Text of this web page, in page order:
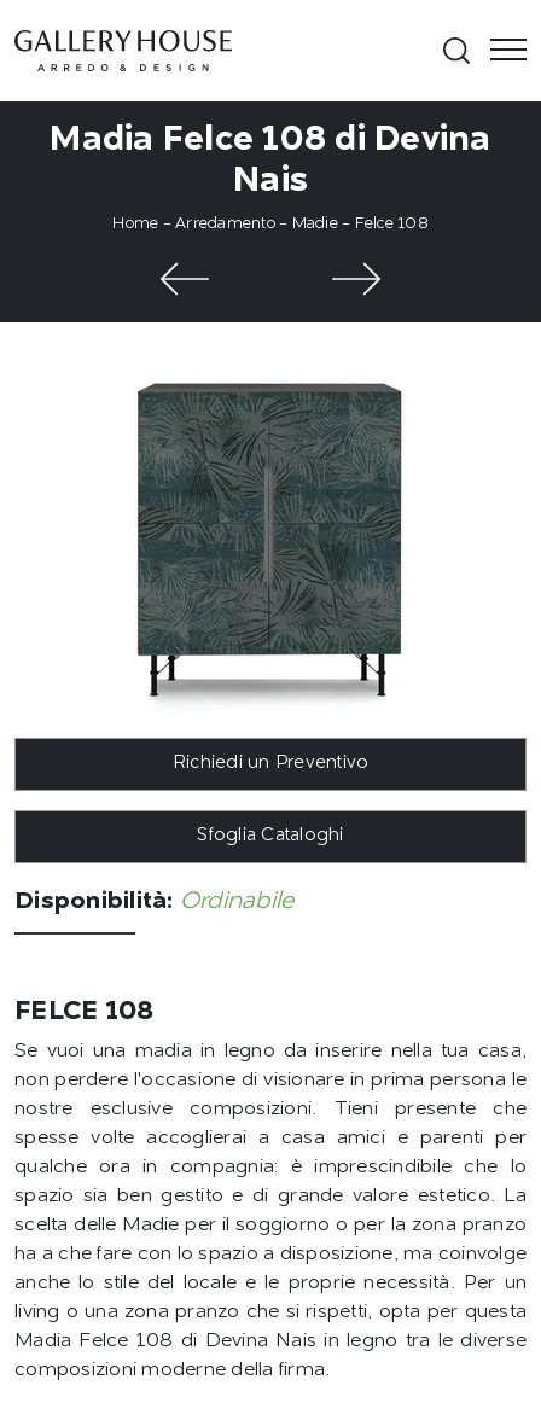
Madia Felce 108 di Devina
Nais
Home - Arredamento- Madie - Felce 108
Richiedi un Preventivo
Sfoglia Cataloghi
Disponibilità: Ordinabile
FELCE 108
Se vuoi una madia in legno da inserire nella tua casa,
non perdere l'occasione di visionare in prima persona le
nostre esclusive composizioni. Tieni presente che
spesse volte accoglierai a casa amici e parenti per
qualche ora in compagnia: è imprescindibile che lo
spazio sia ben gestito e di grande valore estetico. La
scelta delle Madie per il soggiorno o per la zona pranzo
ha a che fare con lo spazio a disposizione, ma coinvolge
anche lo stile del locale e le proprie necessità. Per un
living o una zona pranzo che si rispetti, opta per questa
Madia Felce 108 di Devina Nais in legno tra le diverse
composizioni moderne della firma.